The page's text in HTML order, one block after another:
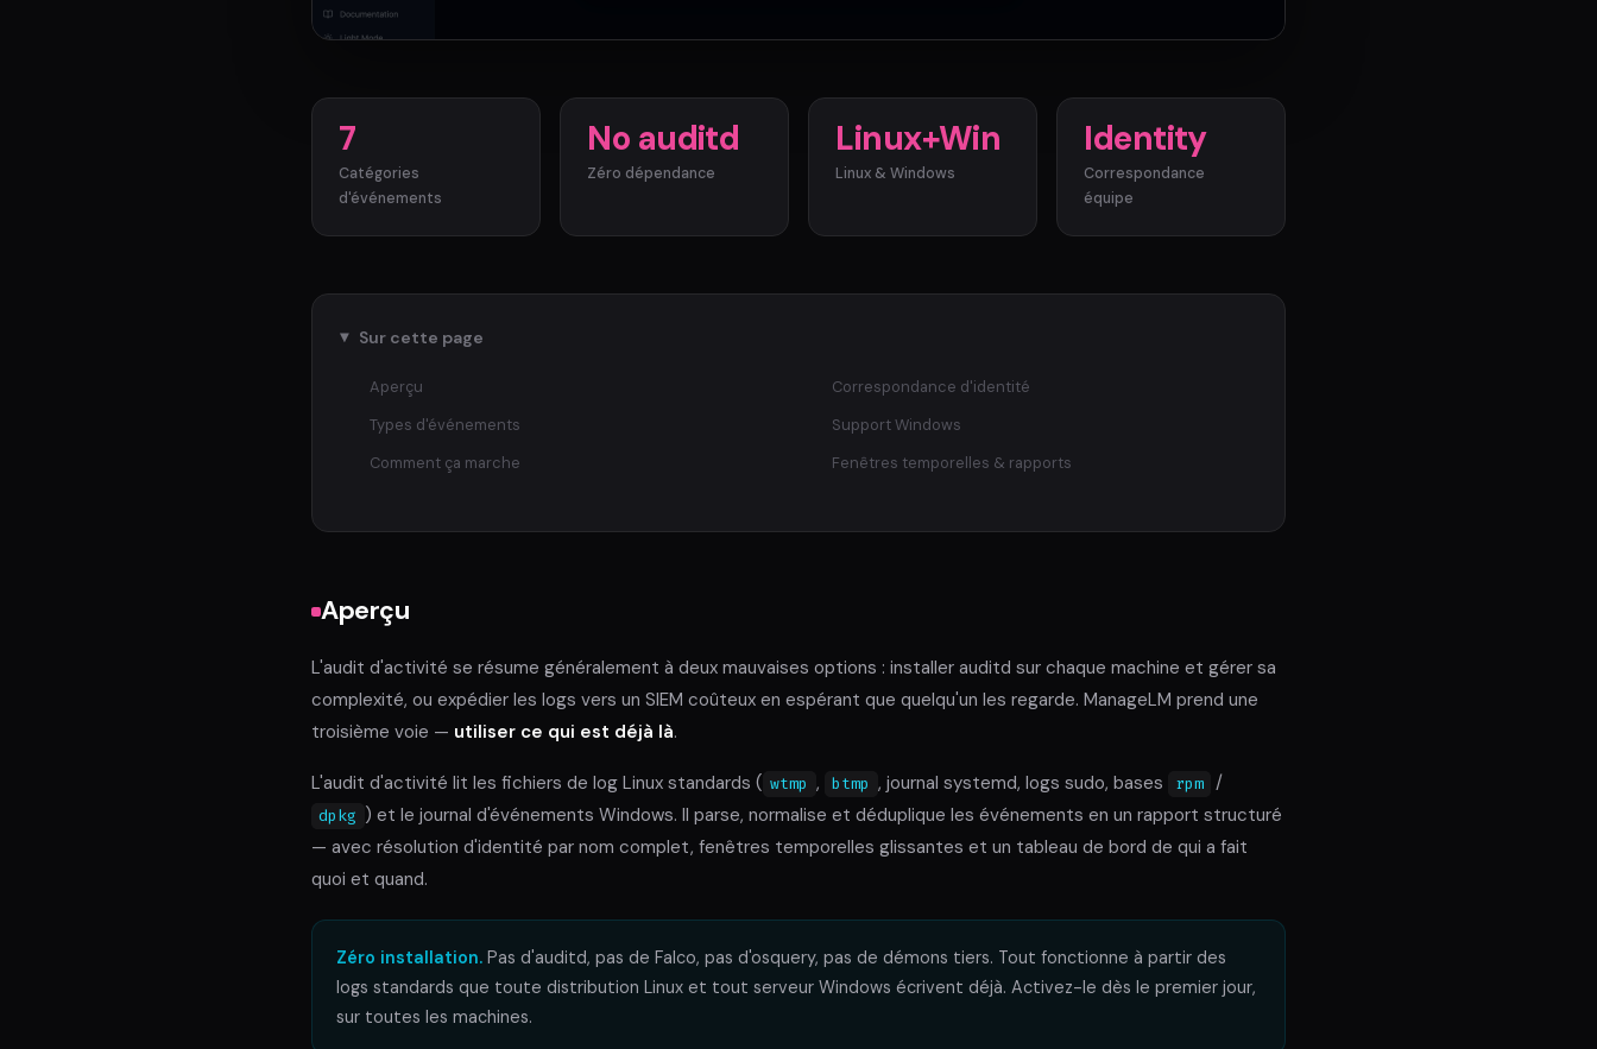
7
Catégories
d'événements
No auditd
Zéro dépendance
Linux+Win
Linux & Windows
Identity
Correspondance
équipe
Sur cette page
Aperçu
Types d'événements
Comment ça marche
Correspondance d'identité
Support Windows
Fenêtres temporelles & rapports
Aperçu
L'audit d'activité se résume généralement à deux mauvaises options : installer auditd sur chaque machine et gérer sa
complexité, ou expédier les logs vers un SIEM coûteux en espérant que quelqu'un les regarde. ManageLM prend une
troisième voie — utiliser ce qui est déjà là.
L'audit d'activité lit les fichiers de log Linux standards ( wtmp , btmp , journal systemd, logs sudo, bases rpm /
dpkg ) et le journal d'événements Windows. Il parse, normalise et déduplique les événements en un rapport structuré
— avec résolution d'identité par nom complet, fenêtres temporelles glissantes et un tableau de bord de qui a fait
quoi et quand.
Zéro installation. Pas d'auditd, pas de Falco, pas d'osquery, pas de démons tiers. Tout fonctionne à partir des
logs standards que toute distribution Linux et tout serveur Windows écrivent déjà. Activez-le dès le premier jour,
sur toutes les machines.